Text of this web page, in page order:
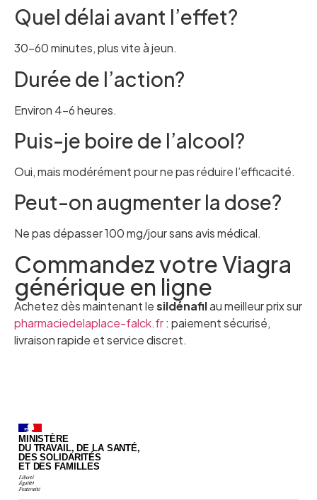
Quel délai avant l’effet?
30–60 minutes, plus vite à jeun.
Durée de l’action?
Environ 4–6 heures.
Puis-je boire de l’alcool?
Oui, mais modérément pour ne pas réduire l’efficacité.
Peut-on augmenter la dose?
Ne pas dépasser 100 mg/jour sans avis médical.
Commandez votre Viagra
générique en ligne
Achetez dès maintenant lesildénafilau meilleur prix sur
pharmaciedelaplace-falck.fr: paiement sécurisé,
livraison rapide et service discret.